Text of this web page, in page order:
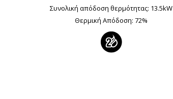
Συνολική απόδοση θερμότητας: 13.5kW
Θερμική Απόδοση: 72%